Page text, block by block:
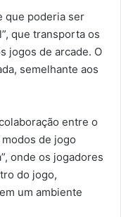
que poderia ser
que transporta os
jogos de arcade. O
semelhante aos
entre o
de jogo
onde os jogadores
do jogo,
um ambiente